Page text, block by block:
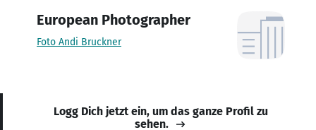
European Photographer
Foto Andi Bruckner
Logg Dich jetzt ein, um das ganze Profil zu
sehen.